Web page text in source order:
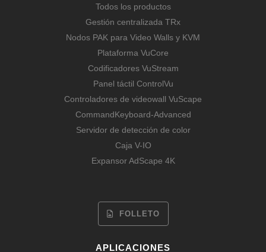
Todos los productos
Gestión centralizada TRx
Nodos PAK para Video Walls y KVM
Plataforma VuCore
Codificadores VuStream
Panel táctil ControlVu
Controladores de videowall VuScape
CommandKeyboard-Advanced
Servidor de detección de color
Caja V-IO
Expansor AdScape 4K
FOLLETO
APLICACIONES